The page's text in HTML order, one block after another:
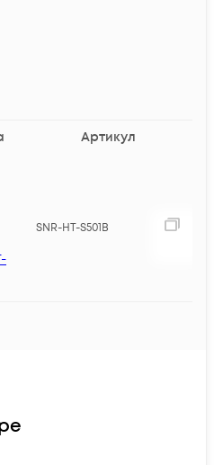
Артикул
SNR-HT-S501B